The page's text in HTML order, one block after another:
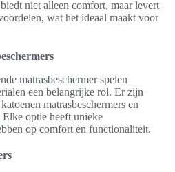
niet alleen comfort, maar levert
wat het ideaal maakt voor
matrasbeschermer spelen
een belangrijke rol. Er zijn
matrasbeschermers en
Elke optie heeft unieke
op comfort en functionaliteit.